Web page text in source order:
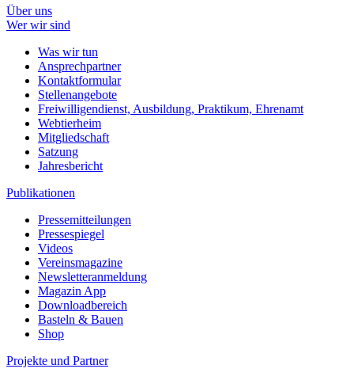
Über uns
Wer wir sind
Was wir tun
Ansprechpartner
Kontaktformular
Stellenangebote
Freiwilligendienst, Ausbildung, Praktikum, Ehrenamt
Webtierheim
Mitgliedschaft
Satzung
Jahresbericht
Publikationen
Pressemitteilungen
Pressespiegel
Videos
Vereinsmagazine
Newsletteranmeldung
Magazin App
Downloadbereich
Basteln & Bauen
Shop
Projekte und Partner